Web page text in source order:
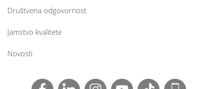
Društvena odgovornost
Jamstvo kvalitete
Novosti